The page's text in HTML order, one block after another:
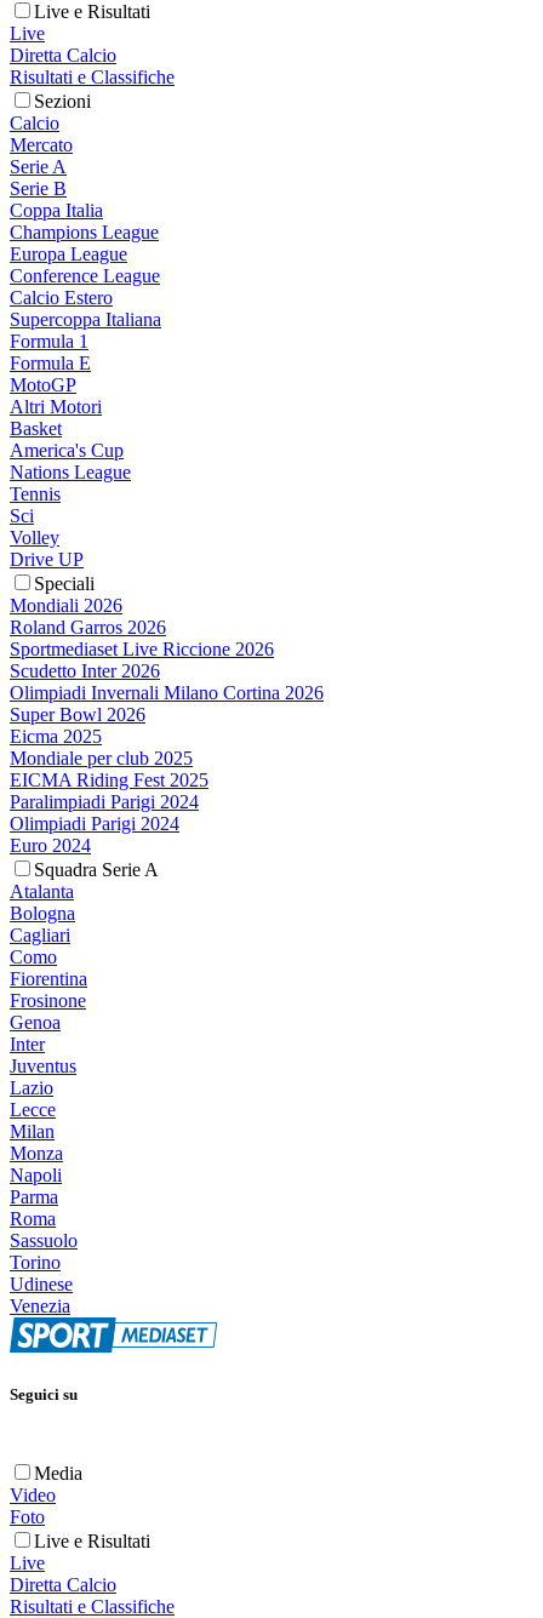
Live e Risultati
Live
Diretta Calcio
Risultati e Classifiche
Sezioni
Calcio
Mercato
Serie A
Serie B
Coppa Italia
Champions League
Europa League
Conference League
Calcio Estero
Supercoppa Italiana
Formula 1
Formula E
MotoGP
Altri Motori
Basket
America's Cup
Nations League
Tennis
Sci
Volley
Drive UP
Speciali
Mondiali 2026
Roland Garros 2026
Sportmediaset Live Riccione 2026
Scudetto Inter 2026
Olimpiadi Invernali Milano Cortina 2026
Super Bowl 2026
Eicma 2025
Mondiale per club 2025
EICMA Riding Fest 2025
Paralimpiadi Parigi 2024
Olimpiadi Parigi 2024
Euro 2024
Squadra Serie A
Atalanta
Bologna
Cagliari
Como
Fiorentina
Frosinone
Genoa
Inter
Juventus
Lazio
Lecce
Milan
Monza
Napoli
Parma
Roma
Sassuolo
Torino
Udinese
Venezia
Seguici su
Media
Video
Foto
Live e Risultati
Live
Diretta Calcio
Risultati e Classifiche